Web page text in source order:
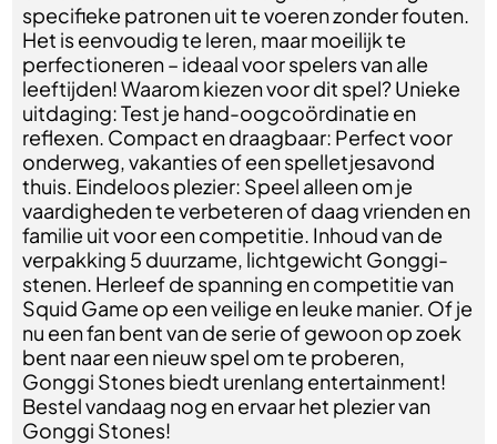
specifieke patronen uit te voeren zonder fouten.
Het is eenvoudig te leren, maar moeilijk te
perfectioneren – ideaal voor spelers van alle
leeftijden! Waarom kiezen voor dit spel? Unieke
uitdaging: Test je hand-oogcoördinatie en
reflexen. Compact en draagbaar: Perfect voor
onderweg, vakanties of een spelletjesavond
thuis. Eindeloos plezier: Speel alleen om je
vaardigheden te verbeteren of daag vrienden en
familie uit voor een competitie. Inhoud van de
verpakking 5 duurzame, lichtgewicht Gonggi-
stenen. Herleef de spanning en competitie van
Squid Game op een veilige en leuke manier. Of je
nu een fan bent van de serie of gewoon op zoek
bent naar een nieuw spel om te proberen,
Gonggi Stones biedt urenlang entertainment!
Bestel vandaag nog en ervaar het plezier van
Gonggi Stones!